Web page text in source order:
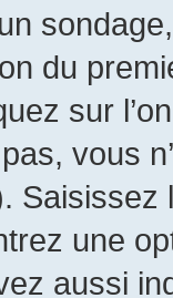
du
sur
vous
une
aussi